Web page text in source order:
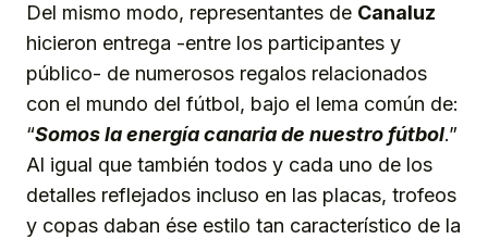
Del mismo modo, representantes de Canaluz
hicieron entrega -entre los participantes y
público- de numerosos regalos relacionados
con el mundo del fútbol, bajo el lema común de:
“Somos la energía canaria de nuestro fútbol.”
Al igual que también todos y cada uno de los
detalles reflejados incluso en las placas, trofeos
y copas daban ése estilo tan característico de la